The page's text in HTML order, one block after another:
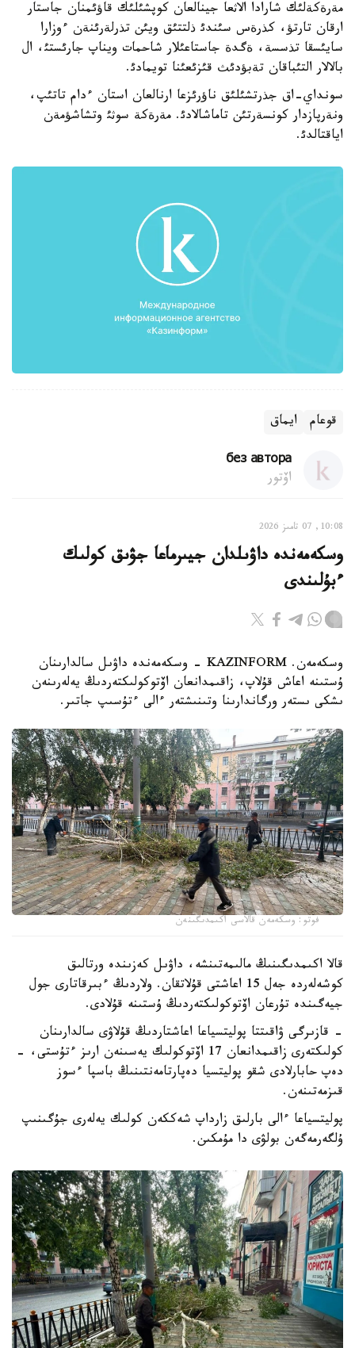
مةرةكةلئك شارادا الاثعا جينالعان كوپشئلئك قاؤئمنان جاستار
ارقان تارتؤ، كذرةس سئندئ ذلتتئق ويئن تذرلةرئنةن ءوزارا
سايئسقا تذسسة، ةگدة جاستاعئلار شاحمات ويناپ جارئستئ، ال
بالالار التئباقان تةبؤدئث قئزئعئنا تويمادئ.
سونداي-اق جذرتشئلئق ناؤرئزعا ارنالعان استان ءدام تاتئپ،
ونةرپازدار كونسةرتئن تاماشالادئ. مةرةكة سوثئ وتشاشؤمةن
اياقتالدئ.
قوعام ايماق
без автора
اۆتور
10:08, 07 تامىز 2026
وسكەمەندە داۋىلدان جيىرماعا جۋىق كولىك
ءبۇلىندى
وسكەمەن. KAZINFORM - وسكەمەندە داۋىل سالدارىنان
ۇستىنە اعاش قۇلاپ، زاقىمدانعان اۆتوكولىكتەردىڭ يەلەرىنەن
ىشكى ىستەر ورگاندارىنا وتىنىشتەر ءالى ءتۇسىپ جاتىر.
فوتو: وسكەمەن قالاسى اكىمدىگىنەن
قالا اكىمدىگىنىڭ مالىمەتىنشە، داۋىل كەزىندە ورتالىق
كوشەلەردە جەل 15 اعاشتى قۇلاتقان. ولاردىڭ ءبىرقاتارى جول
جيەگىندە تۇرعان اۆتوكولىكتەردىڭ ۇستىنە قۇلادى.
- قازىرگى ۋاقىتتا پوليتسياعا اعاشتاردىڭ قۇلاۋى سالدارىنان
كولىكتەرى زاقىمدانعان 17 اۆتوكولىك يەسىنەن ارىز ءتۇستى، -
دەپ حابارلادى شقو پوليتسيا دەپارتامەنتىنىڭ باسپا ءسوز
قىزمەتىنەن.
پوليتسياعا ءالى بارلىق زارداپ شەككەن كولىك يەلەرى جۇگىنىپ
ۇلگەرمەگەن بولۋى دا مۇمكىن.